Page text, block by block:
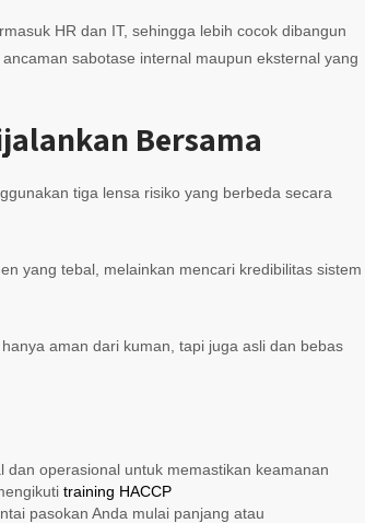
HR dan IT, sehingga lebih cocok dibangun
sabotase internal maupun eksternal yang
Bersama
tiga lensa risiko yang berbeda secara
yang tebal, melainkan mencari kredibilitas sistem
aman dari kuman, tapi juga asli dan bebas
operasional untuk memastikan keamanan
training HACCP
pasokan Anda mulai panjang atau